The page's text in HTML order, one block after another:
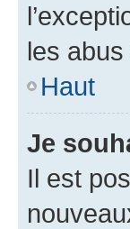
les
Haut
Je
Il est